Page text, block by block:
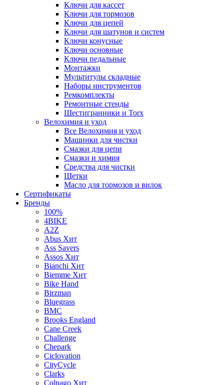
Ключи для кассет
Ключи для тормозов
Ключи для цепей
Ключи для шатунов и систем
Ключи конусные
Ключи основные
Ключи педальные
Монтажки
Мультитулы складные
Наборы инструментов
Ремкомплекты
Ремонтные стенды
Шестигранники и Torx
Велохимия и уход
Все Велохимия и уход
Машинки для чистки
Смазки для цепи
Смазки и химия
Средства для чистки
Щетки
Масло для тормозов и вилок
Сертификаты
Бренды
100%
4BIKE
A2Z
Abus Хит
Ass Savers
Assos Хит
Bianchi Хит
Biemme Хит
Bike Hand
Birzman
Bluegrass
BMC
Brooks England
Cane Creek
Challenge
Chepark
Ciclovation
CityCycle
Clarks
Colnago Хит